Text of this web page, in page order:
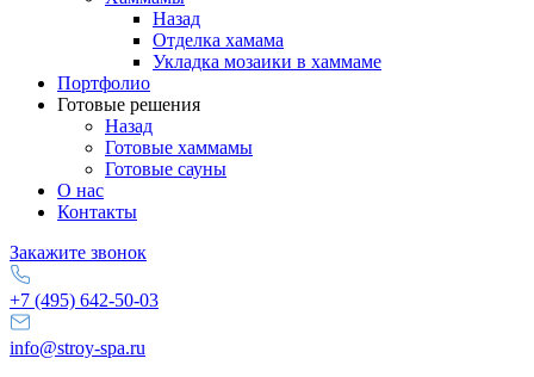
Назад
Отделка хамама
Укладка мозаики в хаммаме
Портфолио
Готовые решения
Назад
Готовые хаммамы
Готовые сауны
О нас
Контакты
Закажите звонок
+7 (495) 642-50-03
info@stroy-spa.ru